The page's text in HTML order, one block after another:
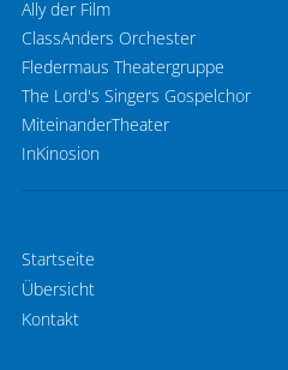
Ally der Film
ClassAnders Orchester
Fledermaus Theatergruppe
The Lord's Singers Gospelchor
MiteinanderTheater
InKinosion
Startseite
Übersicht
Kontakt